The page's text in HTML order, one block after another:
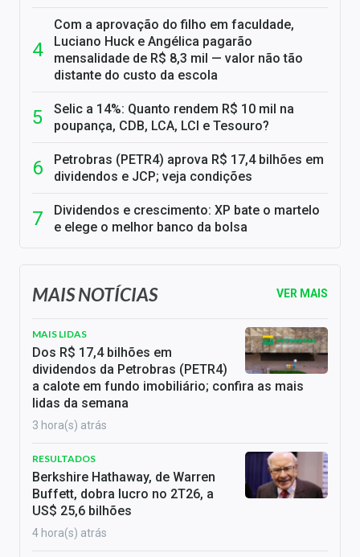
Com a aprovação do filho em faculdade,
Luciano Huck e Angélica pagarão
mensalidade de R$ 8,3 mil — valor não tão
distante do custo da escola
Selic a 14%: Quanto rendem R$ 10 mil na
poupança, CDB, LCA, LCI e Tesouro?
Petrobras (PETR4) aprova R$ 17,4 bilhões em
dividendos e JCP; veja condições
Dividendos e crescimento: XP bate o martelo
e elege o melhor banco da bolsa
MAIS NOTÍCIAS VER MAIS
MAIS LIDAS
Dos R$ 17,4 bilhões em
dividendos da Petrobras (PETR4)
a calote em fundo imobiliário; confira as mais
lidas da semana
3 hora(s) atrás
RESULTADOS
Berkshire Hathaway, de Warren
Buffett, dobra lucro no 2T26, a
US$ 25,6 bilhões
4 hora(s) atrás